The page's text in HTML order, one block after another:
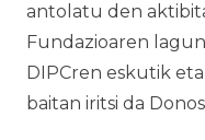
antolatu den
Fundazioaren
DIPCren eskutik
baitan iritsi da